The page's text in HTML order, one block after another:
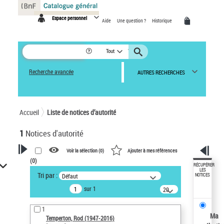
Espace personnel Aide Une question ? Historique
Tout
Recherche avancée AUTRES RECHERCHES
Accueil Liste de notices d’autorité
1 Notices d'autorité
VOTRE RECHERCHE
Recherche avancée dans les
notices d’autorité
Œuvres liées à l'auteur :
Temperton, Rod (1947-2016)
Voir la sélection (0) Ajouter à mes références
(0)
Tri par : Défaut
sur 1
20
résultats/page
1
Temperton, Rod (1947-2016)
RÉCUPÉRER
LES
NOTICES
Ma
Panneau de gestion des cookies